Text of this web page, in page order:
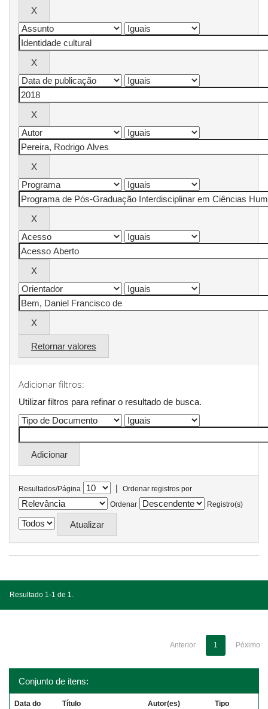
Retornar valores
Adicionar filtros:
Utilizar filtros para refinar o resultado de busca.
Resultados/Página |
Ordenar registros por
Ordenar
Registro(s)
Resultado 1-1 de 1.
Anterior 1 Póximo
Conjunto de itens:
Data do
Título Autor(es) Tipo